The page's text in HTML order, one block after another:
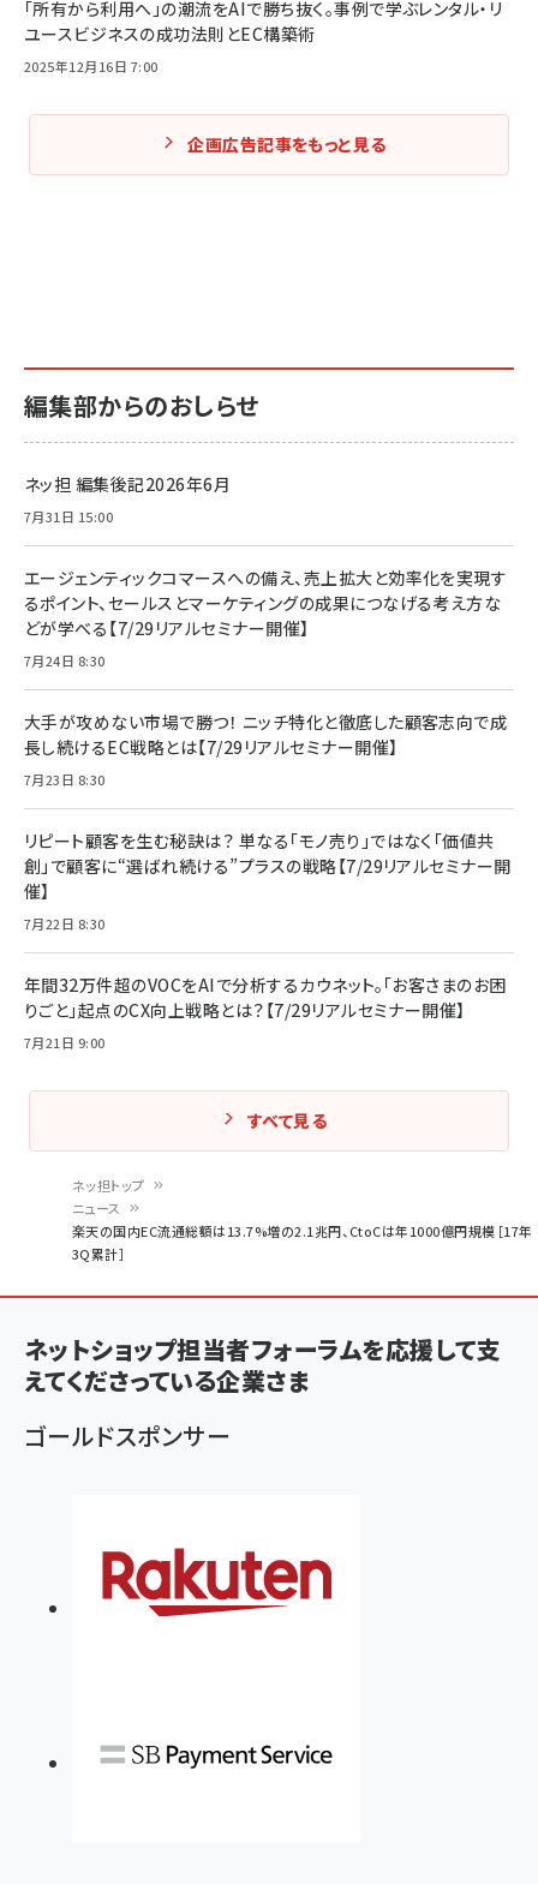
く
ず
ネッ担トップ
ニュース
楽天の国内EC流通総額は13.7%増の2.1兆円、CtoCは年1000億円規模［17年
3Q累計］
「所有から利用へ」の潮流をAIで勝ち抜く。事例で学ぶレンタル・リ
ユースビジネスの成功法則とEC構築術
2025年12月16日 7:00
企画広告記事をもっと見る
編集部からのおしらせ
ネッ担 編集後記2026年6月
7月31日 15:00
エージェンティックコマースへの備え、売上拡大と効率化を実現す
るポイント、セールスとマーケティングの成果につなげる考え方な
どが学べる【7/29リアルセミナー開催】
7月24日 8:30
大手が攻めない市場で勝つ！ ニッチ特化と徹底した顧客志向で成
長し続けるEC戦略とは【7/29リアルセミナー開催】
7月23日 8:30
リピート顧客を生む秘訣は？ 単なる「モノ売り」ではなく「価値共
創」で顧客に“選ばれ続ける”プラスの戦略【7/29リアルセミナー開
催】
7月22日 8:30
年間32万件超のVOCをAIで分析するカウネット。「お客さまのお困
りごと」起点のCX向上戦略とは？【7/29リアルセミナー開催】
7月21日 9:00
すべて見る
ネットショップ担当者フォーラムを応援して支
えてくださっている企業さま
ゴールドスポンサー